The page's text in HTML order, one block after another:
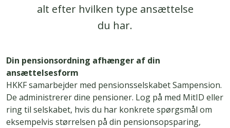
alt efter hvilken type ansættelse
du har.
Din pensionsordning afhænger af din
ansættelsesform
HKKF samarbejder med pensionsselskabet Sampension.
De administrerer dine pensioner. Log på med MitID eller
ring til selskabet, hvis du har konkrete spørgsmål om
eksempelvis størrelsen på din pensionsopsparing,